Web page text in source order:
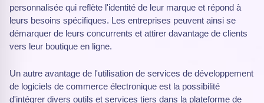
personnalisée qui reflète l'identité de leur marque et répond à
leurs besoins spécifiques. Les entreprises peuvent ainsi se
démarquer de leurs concurrents et attirer davantage de clients
vers leur boutique en ligne.
Un autre avantage de l'utilisation de services de développement
de logiciels de commerce électronique est la possibilité
d'intégrer divers outils et services tiers dans la plateforme de